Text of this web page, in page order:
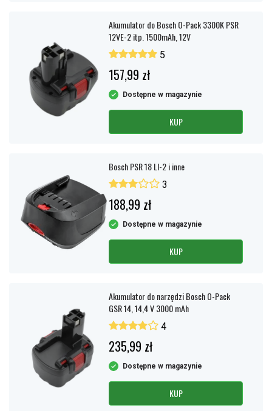
Akumulator do Bosch O-Pack 3300K PSR
12VE-2 itp. 1500mAh, 12V
5
157,99 zł
Dostępne w magazynie
KUP
Bosch PSR 18 LI-2 i inne
3
188,99 zł
Dostępne w magazynie
KUP
Akumulator do narzędzi Bosch O-Pack
GSR 14, 14,4 V 3000 mAh
4
235,99 zł
Dostępne w magazynie
KUP